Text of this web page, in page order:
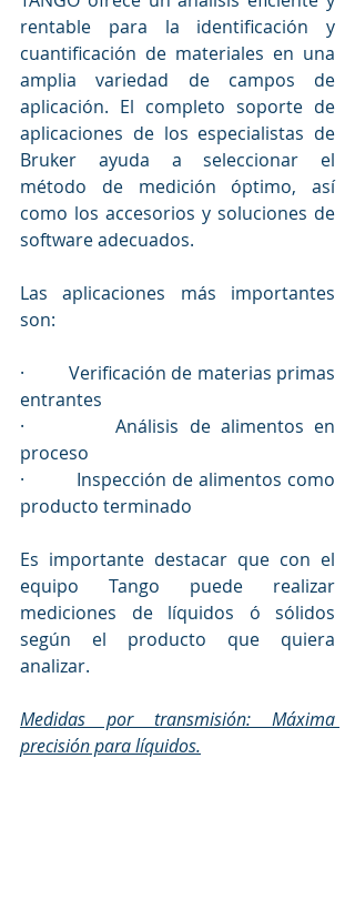
rentable para la identificación y
cuantificación de materiales en una
amplia variedad de campos de
aplicación. El completo soporte de
aplicaciones de los especialistas de
Bruker ayuda a seleccionar el
método de medición óptimo, así
como los accesorios y soluciones de
software adecuados.
Las aplicaciones más importantes
son:
·         Verificación de materias primas
entrantes
·         Análisis de alimentos en
proceso
·         Inspección de alimentos como
producto terminado
Es importante destacar que con el
equipo Tango puede realizar
mediciones de líquidos ó sólidos
según el producto que quiera
analizar.
Medidas por transmisión: Máxima
precisión para líquidos.